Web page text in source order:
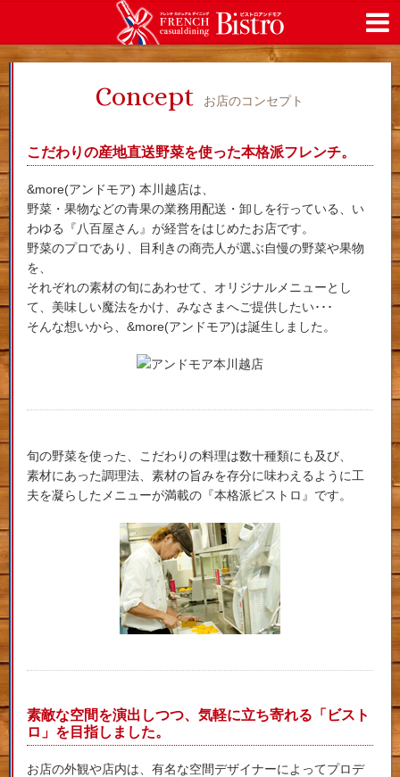
Concept お店のコンセプト
こだわりの産地直送野菜を使った本格派フレンチ。
&more(アンドモア) 本川越店は、
野菜・果物などの青果の業務用配送・卸しを行っている、い
わゆる『八百屋さん』が経営をはじめたお店です。
野菜のプロであり、目利きの商売人が選ぶ自慢の野菜や果物
を、
それぞれの素材の旬にあわせて、オリジナルメニューとし
て、美味しい魔法をかけ、みなさまへご提供したい･･･
そんな想いから、&more(アンドモア)は誕生しました。
旬の野菜を使った、こだわりの料理は数十種類にも及び、
素材にあった調理法、素材の旨みを存分に味わえるように工
夫を凝らしたメニューが満載の『本格派ビストロ』です。
素敵な空間を演出しつつ、気軽に立ち寄れる「ビスト
ロ」を目指しました。
お店の外観や店内は、有名な空間デザイナーによってプロデ